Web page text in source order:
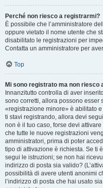
Perché non riesco a registrarmi?
È possibile che l’amministratore
oppure vietato il nome utente che
disabilitato le registrazioni per
Contatta un amministratore per
Top
Mi sono registrato ma non riesco
Innanzitutto controlla di aver
sono corretti, allora possono esser
«registrazione minore» è abilitato
ti stavi registrando, allora devi
non è il tuo caso, forse devi
che tutte le nuove registrazioni
amministratori, prima di poter
tipo di attivazione è richiesta. Se ti
segui le istruzioni; se non hai
indirizzo di posta sia valido?
possibilità di avere utenti anonimi
l’indirizzo di posta che hai usato